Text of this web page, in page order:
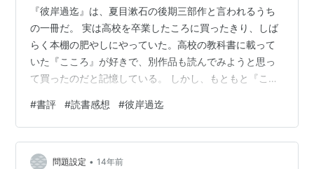
『彼岸過迄』は、夏目漱石の後期三部作と言われるうち
の一冊だ。 実は高校を卒業したころに買ったきり、しば
らく本棚の肥やしにやっていた。高校の教科書に載って
いた『こころ』が好きで、別作品も読んでみようと思っ
て買ったのだと記憶している。 しかし、もともと『ここ
公の関係にときめいていた････）、本書にも勝手に萌え
要素を期待して勝手に裏切られ、最初の数十ページで止
まったままになっていた。なのでかなりしばらくぶり
に、ふたたび開いたことになる。本作は、大学を卒業し
#書評 #読書感想 #彼岸過迄
問題設定 • 14年前